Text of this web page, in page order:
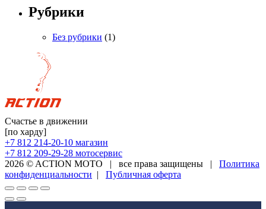
Рубрики
Без рубрики (1)
Счастье в движении
[по харду]
+7 812 214-20-10 магазин
+7 812 209-29-28 мотосервис
2026 © ACTION MOTO | все права защищены |
Политика
конфиденциальности | Публичная оферта